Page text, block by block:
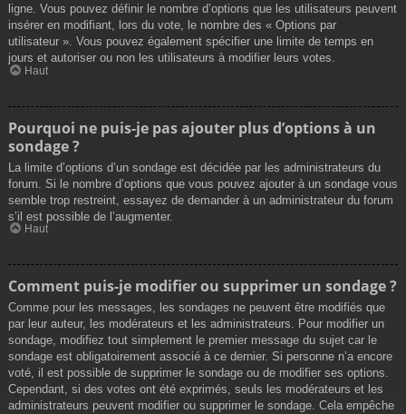
ligne. Vous pouvez définir le nombre d’options que les utilisateurs peuvent
insérer en modifiant, lors du vote, le nombre des « Options par
utilisateur ». Vous pouvez également spécifier une limite de temps en
jours et autoriser ou non les utilisateurs à modifier leurs votes.
Haut
Pourquoi ne puis-je pas ajouter plus d’options à un
sondage ?
La limite d’options d’un sondage est décidée par les administrateurs du
forum. Si le nombre d’options que vous pouvez ajouter à un sondage vous
semble trop restreint, essayez de demander à un administrateur du forum
s’il est possible de l’augmenter.
Haut
Comment puis-je modifier ou supprimer un sondage ?
Comme pour les messages, les sondages ne peuvent être modifiés que
par leur auteur, les modérateurs et les administrateurs. Pour modifier un
sondage, modifiez tout simplement le premier message du sujet car le
sondage est obligatoirement associé à ce dernier. Si personne n’a encore
voté, il est possible de supprimer le sondage ou de modifier ses options.
Cependant, si des votes ont été exprimés, seuls les modérateurs et les
administrateurs peuvent modifier ou supprimer le sondage. Cela empêche